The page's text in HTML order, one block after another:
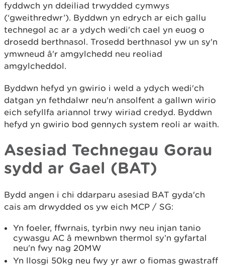
fyddwch yn ddeiliad trwydded cymwys
(‘gweithredwr’). Byddwn yn edrych ar eich gallu
technegol ac ar a ydych wedi'ch cael yn euog o
drosedd berthnasol. Trosedd berthnasol yw un sy'n
ymwneud â'r amgylchedd neu reoliad
amgylcheddol.
Byddwn hefyd yn gwirio i weld a ydych wedi'ch
datgan yn fethdalwr neu'n ansolfent a gallwn wirio
eich sefyllfa ariannol trwy wiriad credyd. Byddwn
hefyd yn gwirio bod gennych system reoli ar waith.
Asesiad Technegau Gorau
sydd ar Gael (BAT)
Bydd angen i chi ddarparu asesiad BAT gyda'ch
cais am drwydded os yw eich MCP / SG:
Yn foeler, ffwrnais, tyrbin nwy neu injan tanio
cywasgu AC â mewnbwn thermol sy’n gyfartal
neu'n fwy nag 20MW
Yn llosgi 50kg neu fwy yr awr o fiomas gwastraff